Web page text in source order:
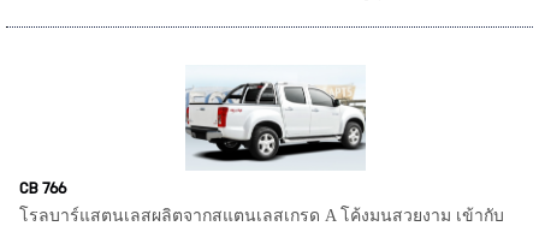
CB 766
โรลบาร์แสตนเลสผลิตจากสแตนเลสเกรด A โค้งมนสวยงาม เข้ากับ